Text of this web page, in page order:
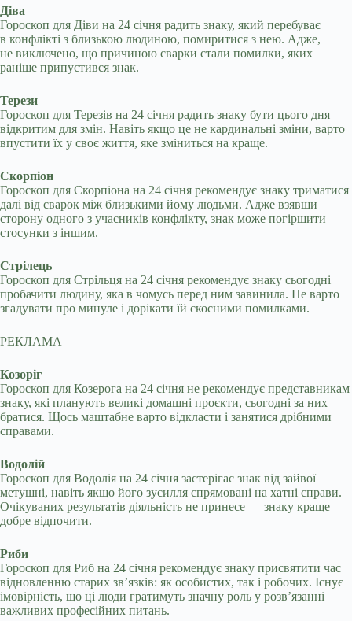
Діва
Гороскоп для Діви на 24 січня радить знаку, який перебуває
в конфлікті з близькою людиною, помиритися з нею. Адже,
не виключено, що причиною сварки стали помилки, яких
раніше припустився знак.
Терези
Гороскоп для Терезів на 24 січня радить знаку бути цього дня
відкритим для змін. Навіть якщо це не кардинальні зміни, варто
впустити їх у своє життя, яке зміниться на краще.
Скорпіон
Гороскоп для Скорпіона на 24 січня рекомендує знаку триматися
далі від сварок між близькими йому людьми. Адже взявши
сторону одного з учасників конфлікту, знак може погіршити
стосунки з іншим.
Стрілець
Гороскоп для Стрільця на 24 січня рекомендує знаку сьогодні
пробачити людину, яка в чомусь перед ним завинила. Не варто
згадувати про минуле і дорікати їй скоєними помилками.
РЕКЛАМА
Козоріг
Гороскоп для Козерога на 24 січня не рекомендує представникам
знаку, які планують великі домашні проєкти, сьогодні за них
братися. Щось маштабне варто відкласти і занятися дрібними
справами.
Водолій
Гороскоп для Водолія на 24 січня застерігає знак від зайвої
метушні, навіть якщо його зусилля спрямовані на хатні справи.
Очікуваних результатів діяльність не принесе — знаку краще
добре відпочити.
Риби
Гороскоп для Риб на 24 січня рекомендує знаку присвятити час
відновленню старих зв’язків: як особистих, так і робочих. Існує
імовірність, що ці люди гратимуть значну роль у розв’язанні
важливих професійних питань.